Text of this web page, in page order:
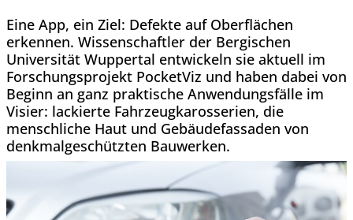
Eine App, ein Ziel: Defekte auf Oberflächen
erkennen. Wissenschaftler der Bergischen
Universität Wuppertal entwickeln sie aktuell im
Forschungsprojekt PocketViz und haben dabei von
Beginn an ganz praktische Anwendungsfälle im
Visier: lackierte Fahrzeugkarosserien, die
menschliche Haut und Gebäudefassaden von
denkmalgeschützten Bauwerken.